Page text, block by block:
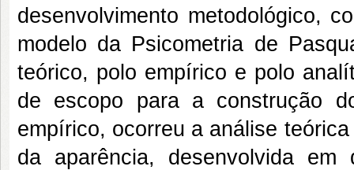
desenvolvimento metodológico,
modelo da Psicometria de
teórico, polo empírico e polo
de escopo para a construção
empírico, ocorreu a análise
da aparência, desenvolvida